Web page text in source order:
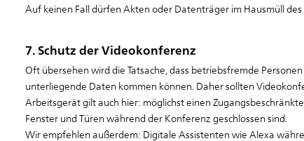
Auf keinen Fall dürfen Akten oder Datenträger im Hausmüll
7. Schutz der Videokonferenz
Oft übersehen wird die Tatsache, dass betriebsfremde
unterliegende Daten kommen können. Daher sollten
Arbeitsgerät gilt auch hier: möglichst einen
Fenster und Türen während der Konferenz geschlossen sind.
Wir empfehlen außerdem: Digitale Assistenten wie Alexa